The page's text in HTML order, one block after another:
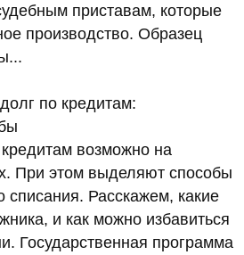
приставам, которые
производство. Образец
по кредитам:
возможно на
При этом выделяют способы
списания. Расскажем, какие
и как можно избавиться
Государственная программа